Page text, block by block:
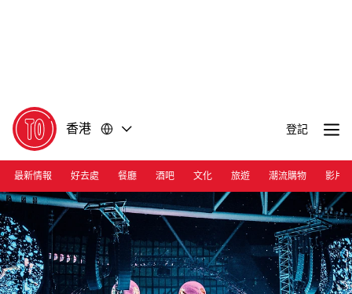
香港 登記
最新情報 好去處 餐廳 酒吧 文化 旅遊 潮流購物 影片